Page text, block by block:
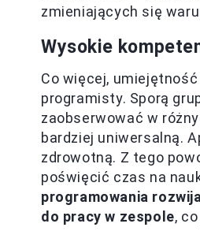
zmieniających się
Wysokie
Co więcej,
programisty. Sporą
zaobserwować w
bardziej uniwersalną.
zdrowotną. Z tego
poświęcić czas na
programowania
do pracy w zespole,